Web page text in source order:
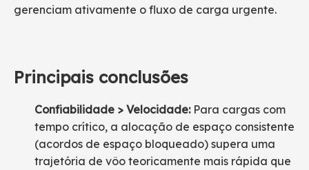
gerenciam ativamente o fluxo de carga urgente.
Principais conclusões
Confiabilidade > Velocidade: Para cargas com
tempo crítico, a alocação de espaço consistente
(acordos de espaço bloqueado) supera uma
trajetória de vôo teoricamente mais rápida que